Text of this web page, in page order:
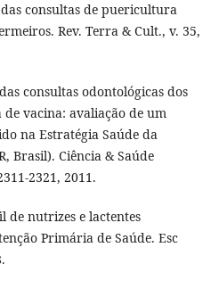
consultas de puericultura
Rev. Terra & Cult., v. 35,
consultas odontológicas dos
vacina: avaliação de um
na Estratégia Saúde da
Brasil). Ciência & Saúde
2321, 2011.
de nutrizes e lactentes
Primária de Saúde. Esc